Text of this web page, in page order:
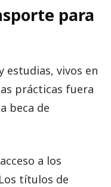
para
estudias, vivos en
prácticas fuera
beca de
a los
títulos de